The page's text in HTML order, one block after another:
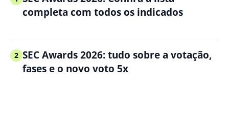
completa com todos os indicados
2 SEC Awards 2026: tudo sobre a votação,
fases e o novo voto 5x